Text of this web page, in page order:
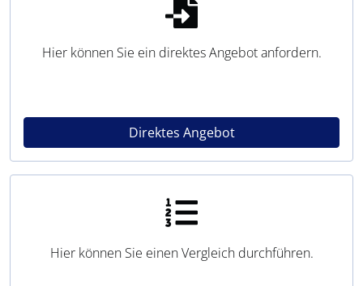
Hier können Sie ein direktes Angebot anfordern.
Direktes Angebot
Hier können Sie einen Vergleich durchführen.